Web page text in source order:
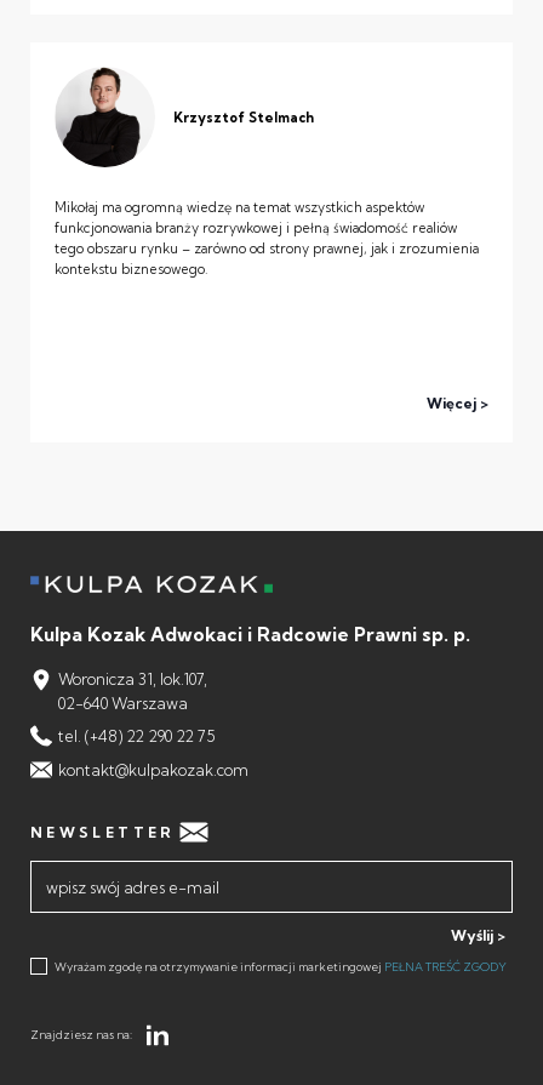
Krzysztof Stelmach
Mikołaj ma ogromną wiedzę na temat wszystkich aspektów
funkcjonowania branży rozrywkowej i pełną świadomość realiów
tego obszaru rynku – zarówno od strony prawnej, jak i zrozumienia
kontekstu biznesowego.
Więcej
Kulpa Kozak Adwokaci i Radcowie Prawni sp. p.
Woronicza 31, lok.107,
02-640 Warszawa
tel. (+48) 22 290 22 75
kontakt@kulpakozak.com
NEWSLETTER
Wyślij
Wyrażam zgodę na otrzymywanie informacji marketingowej PEŁNA TREŚĆ ZGODY
Znajdziesz nas na: